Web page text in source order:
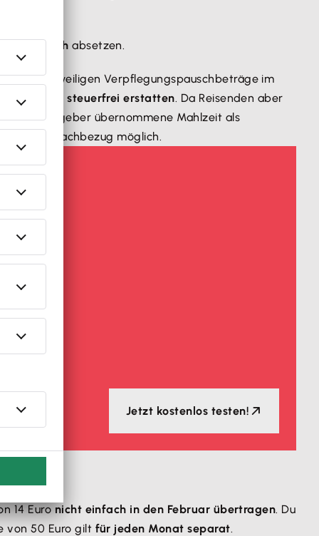
steuerlich absetzen.
die jeweiligen Verpflegungspauschbeträge im
zu
100 % steuerfrei erstatten. Da Reisenden aber
Arbeitgeber übernommene Mahlzeit als
als Sachbezug möglich.
Jetzt kostenlos testen!
14 Euronicht einfach in den Februar übertragen. Du
von 50 Euro gilt für jeden Monat separat.